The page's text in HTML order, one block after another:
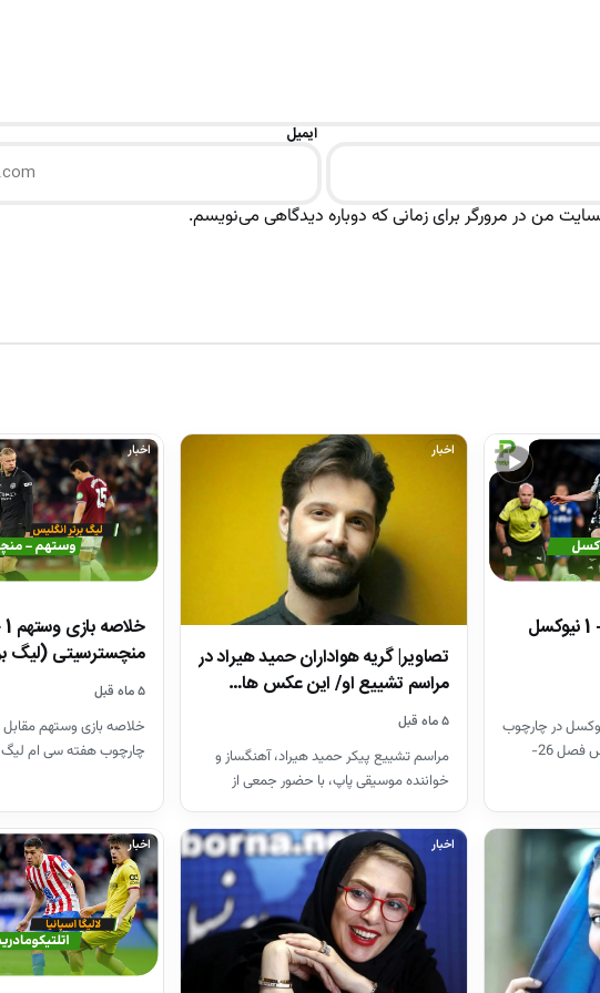
ایمیل
من در مرورگر برای زمانی که دوباره دیدگاهی می‌نویسم.
▶
خلاصه بازی چلسی 0 – 1 نیوکسل
در چارچوب
هفته سی ام لیگ برتر انگلیس فصل 26-
اخبار
تصاویر| گریه هواداران حمید هیراد در
مراسم تشییع او/ این عکس ها…
۵ ماه قبل
مراسم تشییع پیکر حمید هیراد، آهنگساز و
خواننده موسیقی پاپ، با حضور جمعی از
اخبار
منچسترسیتی (لیگ
۵ ماه قبل
خلاصه بازی وستهم
چارچوب هفته سی ام
اخبار اخبار